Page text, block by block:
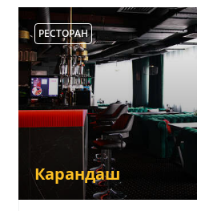
РЕСТОРАН
Карандаш